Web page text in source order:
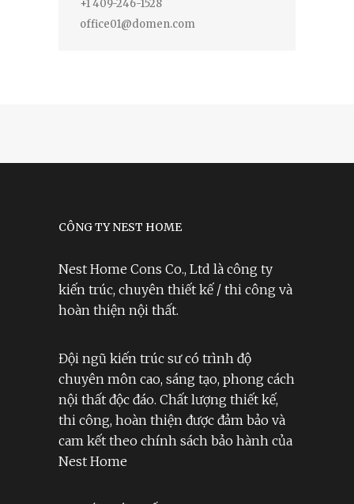
+1 409-246-1528
office01@domen.com
CÔNG TY NEST HOME
Nest Home Cons Co., Ltd là công ty
kiến trúc, chuyên thiết kế / thi công và
hoàn thiện nội thất.
Đội ngũ kiến trúc sư có trình độ
chuyên môn cao, sáng tạo, phong cách
nội thất độc đáo. Chất lượng thiết kế,
thi công, hoàn thiện được đảm bảo và
cam kết theo chính sách bảo hành của
Nest Home